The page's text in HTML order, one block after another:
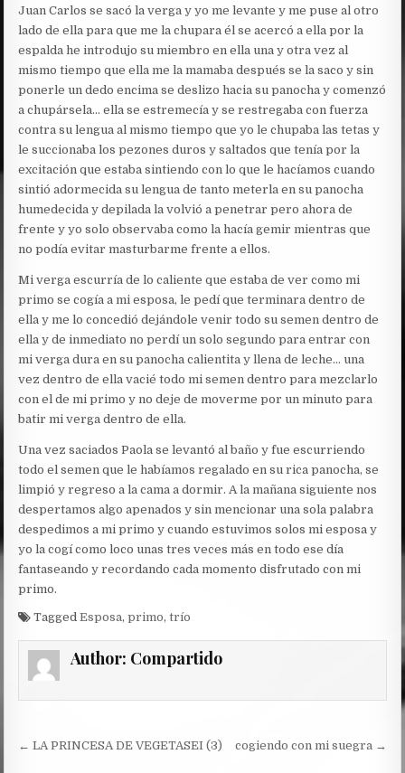
Juan Carlos se sacó la verga y yo me levante y me puse al otro
lado de ella para que me la chupara él se acercó a ella por la
espalda he introdujo su miembro en ella una y otra vez al
mismo tiempo que ella me la mamaba después se la saco y sin
ponerle un dedo encima se deslizo hacia su panocha y comenzó
a chupársela… ella se estremecía y se restregaba con fuerza
contra su lengua al mismo tiempo que yo le chupaba las tetas y
le succionaba los pezones duros y saltados que tenía por la
excitación que estaba sintiendo con lo que le hacíamos cuando
sintió adormecida su lengua de tanto meterla en su panocha
humedecida y depilada la volvió a penetrar pero ahora de
frente y yo solo observaba como la hacía gemir mientras que
no podía evitar masturbarme frente a ellos.
Mi verga escurría de lo caliente que estaba de ver como mi
primo se cogía a mi esposa, le pedí que terminara dentro de
ella y me lo concedió dejándole venir todo su semen dentro de
ella y de inmediato no perdí un solo segundo para entrar con
mi verga dura en su panocha calientita y llena de leche… una
vez dentro de ella vacié todo mi semen dentro para mezclarlo
con el de mi primo y no deje de moverme por un minuto para
batir mi verga dentro de ella.
Una vez saciados Paola se levantó al baño y fue escurriendo
todo el semen que le habíamos regalado en su rica panocha, se
limpió y regreso a la cama a dormir. A la mañana siguiente nos
despertamos algo apenados y sin mencionar una sola palabra
despedimos a mi primo y cuando estuvimos solos mi esposa y
yo la cogí como loco unas tres veces más en todo ese día
fantaseando y recordando cada momento disfrutado con mi
primo.
TaggedEsposa,primo,trío
Author: Compartido
Post
← LA PRINCESA DE VEGETASEI (3) cogiendo con mi suegra →